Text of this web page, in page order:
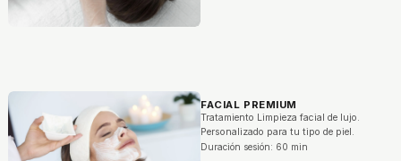
FACIAL PREMIUM
Tratamiento Limpieza facial de lujo.
Personalizado para tu tipo de piel.
Duración sesión: 60 min